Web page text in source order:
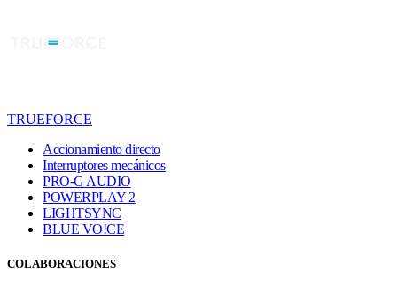
TRUEFORCE
Accionamiento directo
Interruptores mecánicos
PRO-G AUDIO
POWERPLAY 2
LIGHTSYNC
BLUE VO!CE
COLABORACIONES